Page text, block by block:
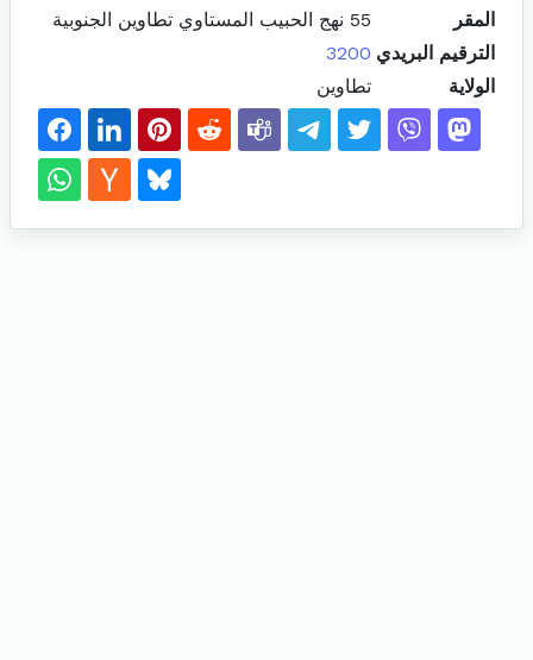
المقر
55 نهج الحبيب المستاوي تطاوين الجنوبية
الترقيم البريدي 3200
الولاية
تطاوين